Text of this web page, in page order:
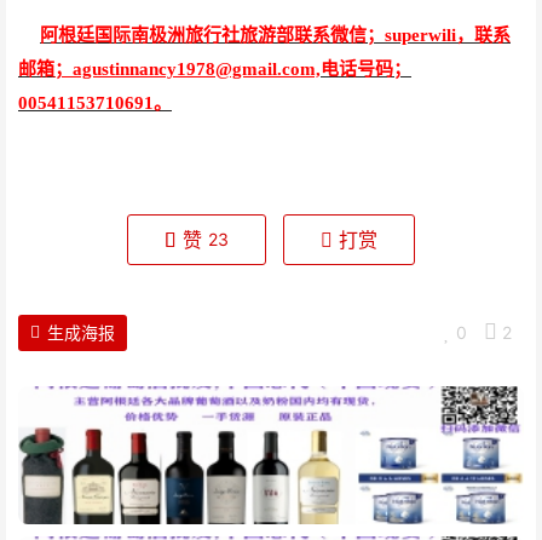
阿根廷国际南极洲旅行社旅游部联系微信；superwili，联系
邮箱；agustinnancy1978@gmail.com,电话号码；
00541153710691。
赞 23 打赏
0 2
生成海报